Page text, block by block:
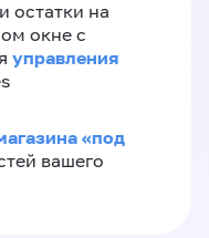
остатки на
окне с
управления
«под
вашего